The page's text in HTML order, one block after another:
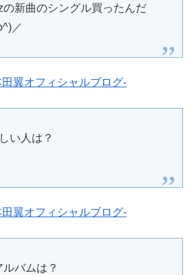
の新曲のシングル買ったんだ
／
翼オフィシャルブログ-
い人は？
翼オフィシャルブログ-
ルバムは？